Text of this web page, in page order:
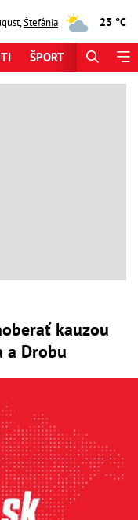
,Štefánia 23 °C
ŠPORT
kauzou
a Drobu